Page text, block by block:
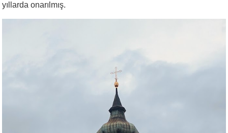
yıllarda onarılmış.